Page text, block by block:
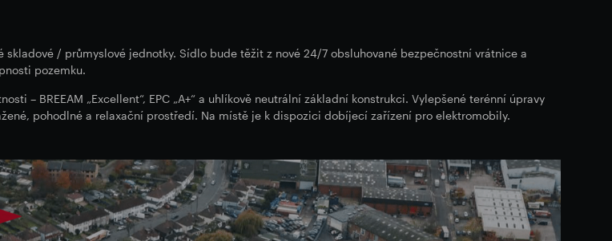
/ průmyslové jednotky. Sídlo bude těžit z nové 24/7 obsluhované bezpečnostní vrátnice a
pozemku.
– BREEAM „Excellent“, EPC „A+“ a uhlíkově neutrální základní konstrukci. Vylepšené terénní úpravy
pohodlné a relaxační prostředí. Na místě je k dispozici dobíjecí zařízení pro elektromobily.